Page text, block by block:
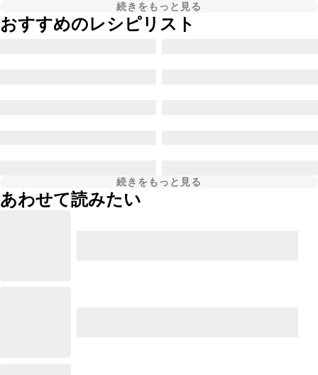
続きをもっと見る
おすすめのレシピリスト
続きをもっと見る
あわせて読みたい